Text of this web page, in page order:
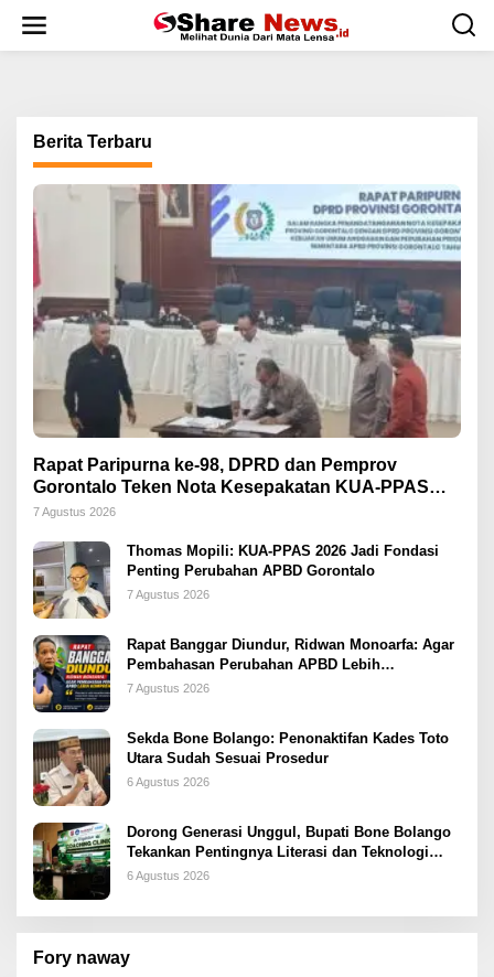
w
Berita Terbaru
Rapat Paripurna ke-98, DPRD dan Pemprov
Gorontalo Teken Nota Kesepakatan KUA-PPAS
2026
7 Agustus 2026
Thomas Mopili: KUA-PPAS 2026 Jadi Fondasi
Penting Perubahan APBD Gorontalo
7 Agustus 2026
Rapat Banggar Diundur, Ridwan Monoarfa: Agar
Pembahasan Perubahan APBD Lebih
Komprehensif
7 Agustus 2026
Sekda Bone Bolango: Penonaktifan Kades Toto
Utara Sudah Sesuai Prosedur
6 Agustus 2026
Dorong Generasi Unggul, Bupati Bone Bolango
Tekankan Pentingnya Literasi dan Teknologi
sejak Dini
6 Agustus 2026
Fory naway